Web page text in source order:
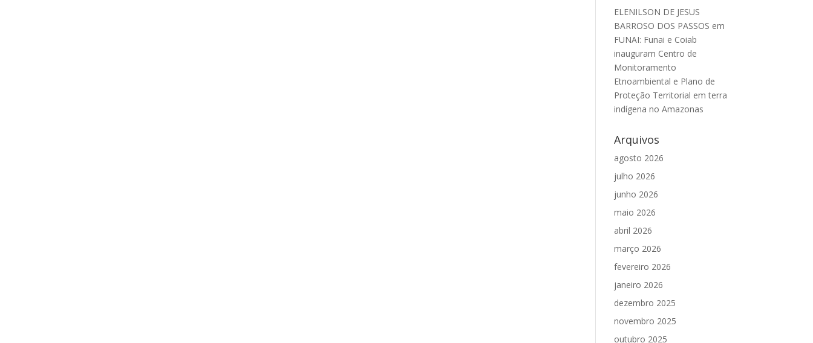
ELENILSON DE JESUS
BARROSO DOS PASSOS em
FUNAI: Funai e Coiab
inauguram Centro de
Monitoramento
Etnoambiental e Plano de
Proteção Territorial em terra
indígena no Amazonas
Arquivos
agosto 2026
julho 2026
junho 2026
maio 2026
abril 2026
março 2026
fevereiro 2026
janeiro 2026
dezembro 2025
novembro 2025
outubro 2025